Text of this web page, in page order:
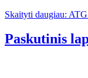
Skaityti daugiau:
Paskutinis